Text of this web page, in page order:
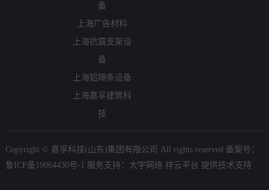
备
上海广告材料
上海抗震支架设
备
上海铝隔条设备
上海嘉孚建筑科
技
Copyright © 嘉孚科技(山东)集团有限公司 All rights reserved 备案号：
鲁ICP备19064430号-1
服务支持： 大宇网络 祥云平台 提供技术支持